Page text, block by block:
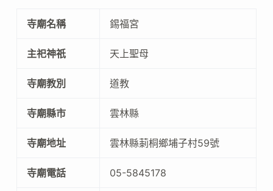
寺廟名稱 錫福宮
主祀神祇 天上聖母
寺廟教別 道教
寺廟縣市 雲林縣
寺廟地址 雲林縣莿桐鄉埔子村59號
寺廟電話 05-5845178